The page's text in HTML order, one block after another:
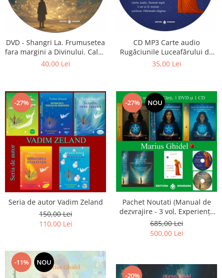
DVD - Shangri La. Frumusetea
fara margini a Divinului. Calea
catre fericire
40,00 Lei
CD MP3 Carte audio
Rugăciunile Luceafărului de
dimineață
35,00 Lei
-27%
Seria de autor Vadim Zeland
150,00 Lei
110,00 Lei
-27% NOU
Pachet Noutati (Manual de
dezvrajire - 3 vol, Experiențe
și amintiri, Rugăciunile
Luceafarului de dimineata) -
Marius Ghidel
685,00 Lei
500,00 Lei
-11% NOU
-20%